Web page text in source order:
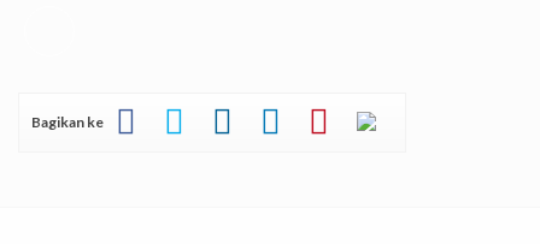
Bagikan ke